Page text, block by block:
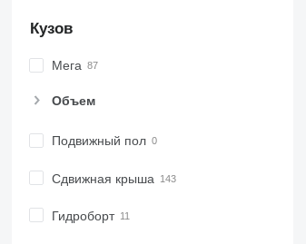
Кузов
Мега
Объем
Подвижный пол
Сдвижная крыша
Гидроборт